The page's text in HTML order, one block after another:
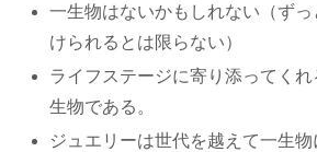
一生物はないかもしれない（ず
けられるとは限らない）
ライフステージに寄り添ってく
生物である。
ジュエリーは世代を越えて一生